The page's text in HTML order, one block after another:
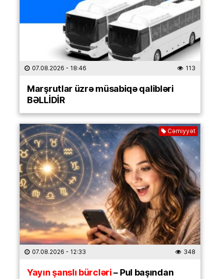
07.08.2026 - 18:46 113
Marşrutlar üzrə müsabiqə qalibləri
BƏLLİDİR
Cəmiyyət
07.08.2026 - 12:33 348
Yayın şanslı bürcləri– Pul başından